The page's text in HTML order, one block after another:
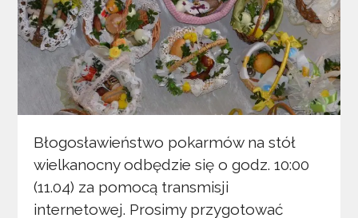
Błogosławieństwo pokarmów na stół
wielkanocny odbędzie się o godz. 10:00
(11.04) za pomocą transmisji
internetowej. Prosimy przygotować